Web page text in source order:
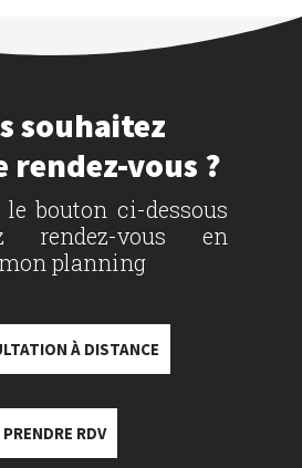
souhaitez
rendez-vous ?
bouton ci-dessous
rendez-vous en
planning
À DISTANCE
PRENDRE RDV